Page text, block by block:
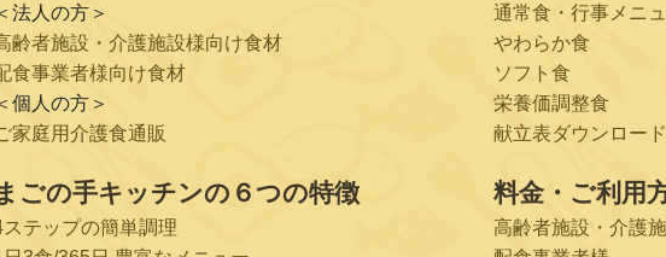
法人の方＞
齢者施設・介護施設様向け食材
食事業者様向け食材
個人の方＞
家庭用介護食通販
ごの手キッチンの６つの特徴
ステップの簡単調理
通常食・行事メニ
やわらか食
ソフト食
栄養価調整食
献立表ダウンロード
料金・ご利用
高齢者施設・介護